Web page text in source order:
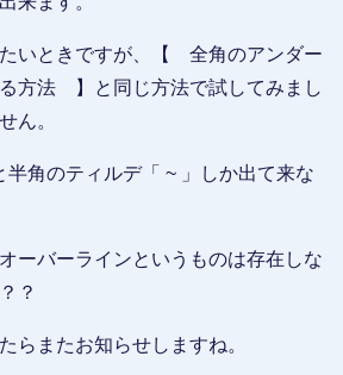
いときですが、【 全角のアンダー
方法 】と同じ方法で試してみまし
ん。
半角のティルデ「 ~ 」しか出て来な
ーバーラインというものは存在しな
？
らまたお知らせしますね。